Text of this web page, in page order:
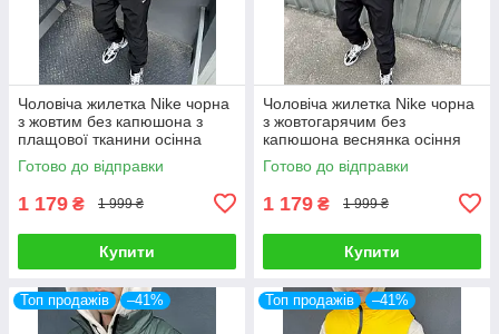
Чоловіча жилетка Nike чорна
з жовтим без капюшона з
плащової тканини осінна
Безрукавка Найк демісезонна
Готово до відправки
1 179 ₴ 1 999 ₴
Купити
Чоловіча жилетка Nike чорна
з жовтогарячим без
капюшона веснянка осіння
Безрукавка Найк демісезонна
Готово до відправки
1 179 ₴ 1 999 ₴
Купити
Топ продажів –41% Топ продажів –41%